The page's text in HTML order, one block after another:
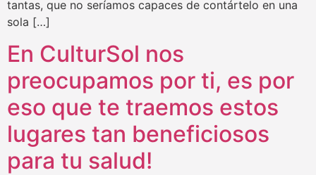
tantas, que no seríamos capaces de contártelo en una
sola […]
En CulturSol nos
preocupamos por ti, es por
eso que te traemos estos
lugares tan beneficiosos
para tu salud!